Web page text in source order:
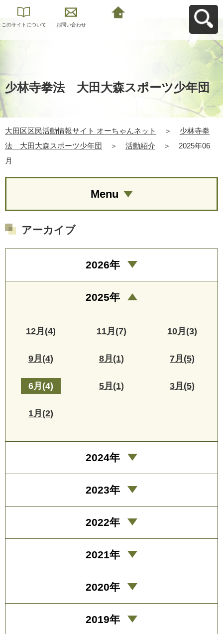
このサイトについて お問い合わせ
少林寺拳法 大田大森スポーツ少年団
大田区区民活動情報サイト オーちゃんネット ＞
少林寺拳
法 大田大森スポーツ少年団
＞ 活動紹介 ＞
2025年06
月
Menu
アーカイブ
2026年
2025年
12月(4) 11月(7) 10月(3)
9月(4) 8月(1) 7月(5)
6月(4) 5月(1) 3月(5)
1月(2)
2024年
2023年
2022年
2021年
2020年
2019年